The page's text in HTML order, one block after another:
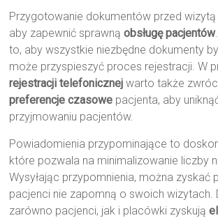
Przygotowanie dokumentów przed
aby zapewnić sprawnąobsługę pacjentów
to, aby wszystkie niezbędne dokumenty
może przyspieszyć proces rejestracji. W
rejestracji telefonicznej warto także
preferencje czasowe pacjenta, aby
przyjmowaniu pacjentów.
Powiadomienia przypominające to
które pozwala na minimalizowanie liczby
Wysyłając przypomnienia, można zyskać
pacjenci nie zapomną o swoich wizytach.
zarówno pacjenci, jak i placówki zyskują